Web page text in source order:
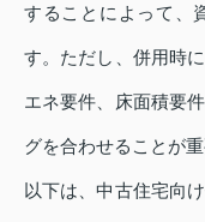
することによって、
す。ただし、併用時
エネ要件、床面積要
グを合わせることが重
以下は、中古住宅向